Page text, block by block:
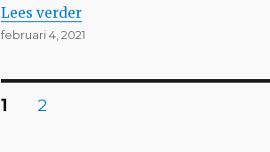
Lees “Bijzondere plekken om te gokken”
verder
Geplaatst
februari 4, 2021
Berichten
PAGINA
1 PAGINA
2